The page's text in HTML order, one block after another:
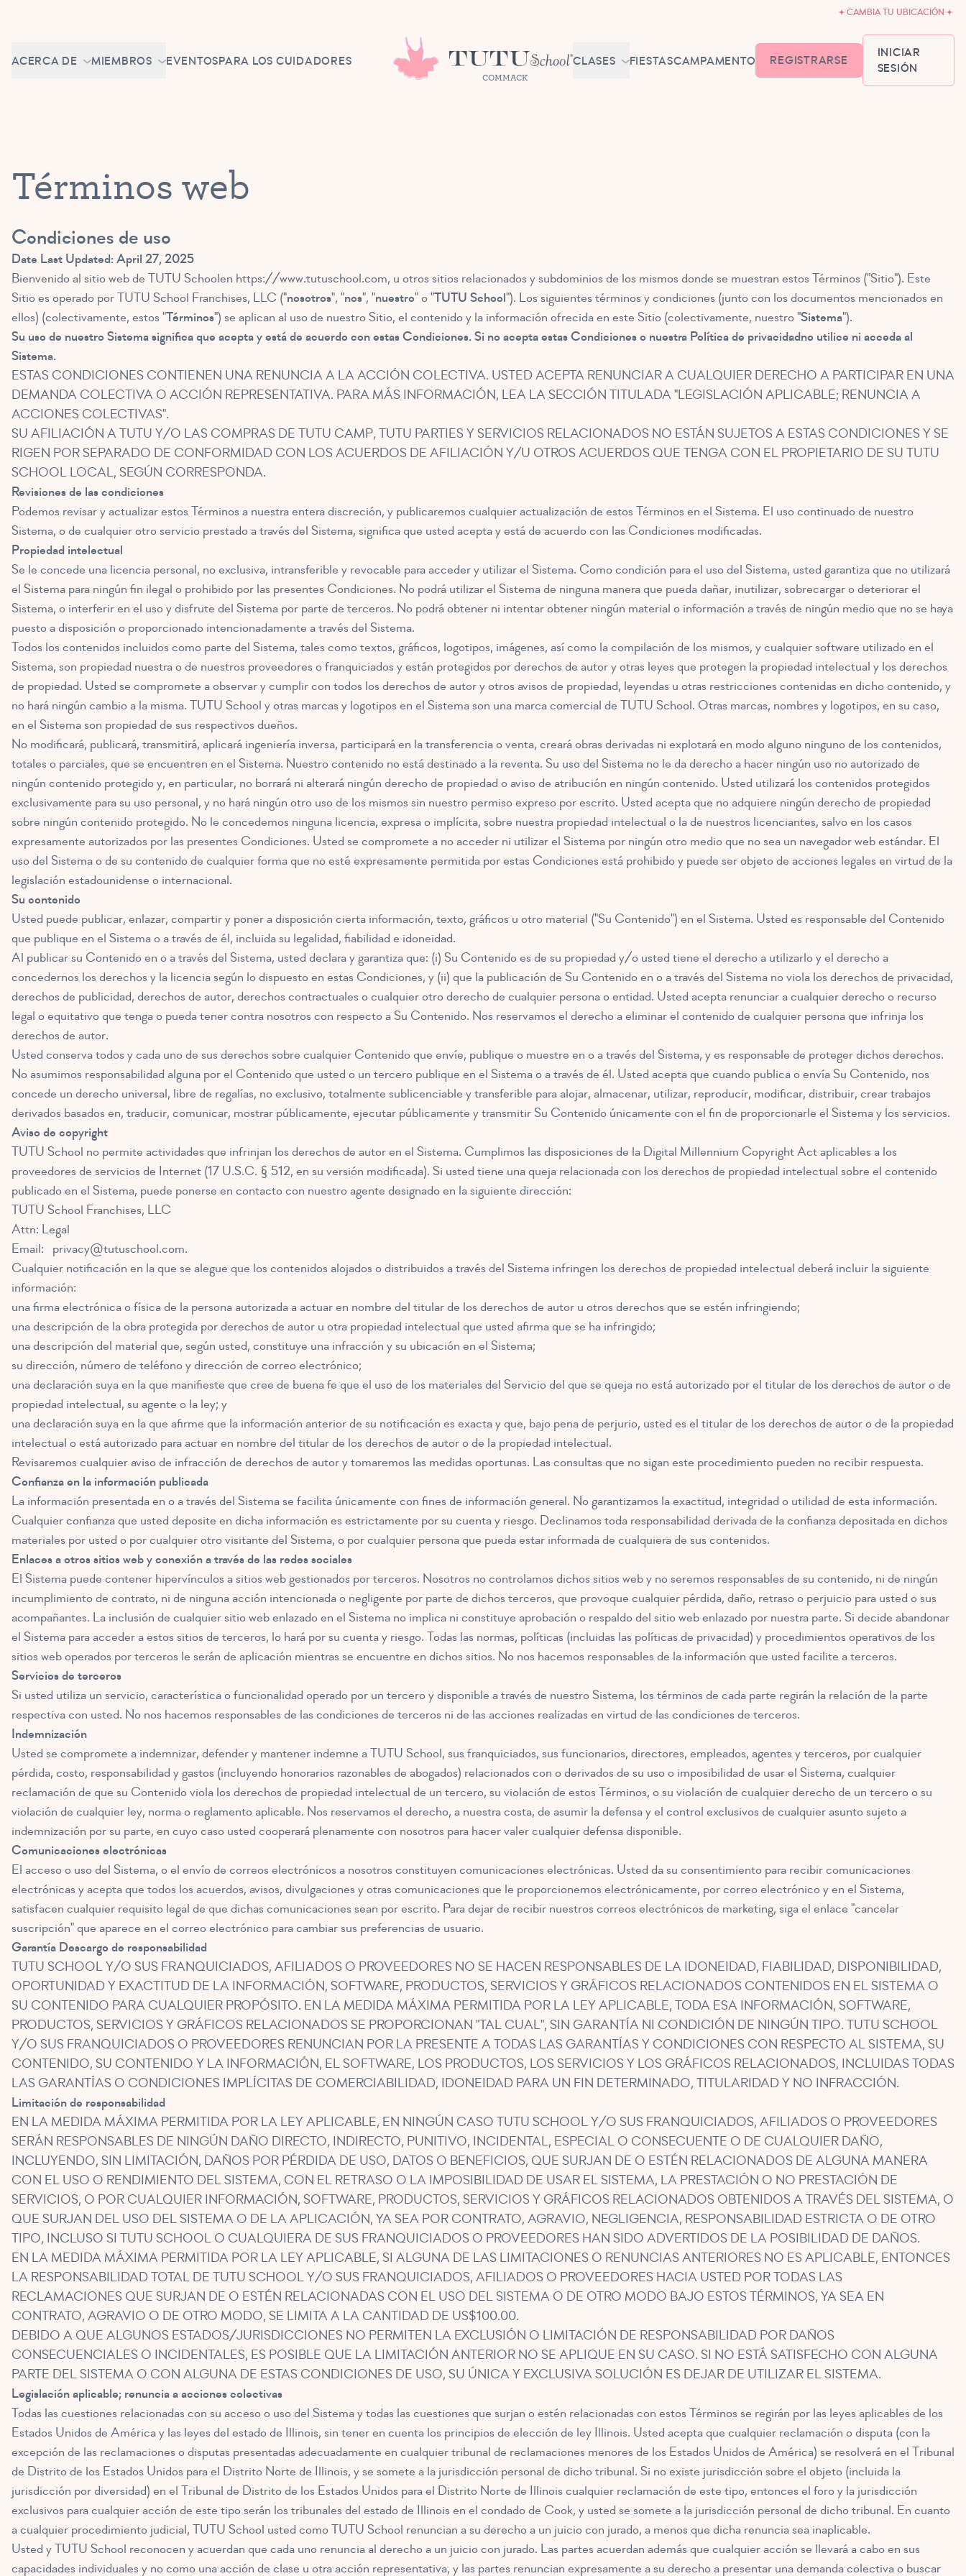
CAMBIA TU UBICACIÓN
ACERCA DE
FAQ
EMPLEO
SÉ PROPIETARIO DE UNA
TUTU SCHOOL
MIEMBROS EVENTOSPARA LOS CUIDADORES
COMMACK
CLASES
PRIMARIO5-8
AÑOS
FIESTASCAMPAMENTO REGISTRARSE
INICIAR
SESIÓN
Términos web
Condiciones de uso
Date Last Updated: April 27, 2025
Bienvenido al sitio web de TUTU Schoolen https://www.tutuschool.com, u otros sitios relacionados y subdominios de los mismos donde se muestran estos Términos ("Sitio"). Este
Sitio es operado por TUTU School Franchises, LLC ("nosotros", "nos", "nuestro" o "TUTU School"). Los siguientes términos y condiciones (junto con los documentos mencionados en
ellos) (colectivamente, estos "Términos") se aplican al uso de nuestro Sitio, el contenido y la información ofrecida en este Sitio (colectivamente, nuestro "Sistema").
Su uso de nuestro Sistema significa que acepta y está de acuerdo con estas Condiciones. Si no acepta estas Condiciones o nuestra Política de privacidadno utilice ni acceda al
Sistema.
ESTAS CONDICIONES CONTIENEN UNA RENUNCIA A LA ACCIÓN COLECTIVA. USTED ACEPTA RENUNCIAR A CUALQUIER DERECHO A PARTICIPAR EN UNA
DEMANDA COLECTIVA O ACCIÓN REPRESENTATIVA. PARA MÁS INFORMACIÓN, LEA LA SECCIÓN TITULADA "LEGISLACIÓN APLICABLE; RENUNCIA A
ACCIONES COLECTIVAS".
SU AFILIACIÓN A TUTU Y/O LAS COMPRAS DE TUTU CAMP, TUTU PARTIES Y SERVICIOS RELACIONADOS NO ESTÁN SUJETOS A ESTAS CONDICIONES Y SE
RIGEN POR SEPARADO DE CONFORMIDAD CON LOS ACUERDOS DE AFILIACIÓN Y/U OTROS ACUERDOS QUE TENGA CON EL PROPIETARIO DE SU TUTU
SCHOOL LOCAL, SEGÚN CORRESPONDA.
Revisiones de las condiciones
Podemos revisar y actualizar estos Términos a nuestra entera discreción, y publicaremos cualquier actualización de estos Términos en el Sistema. El uso continuado de nuestro
Sistema, o de cualquier otro servicio prestado a través del Sistema, significa que usted acepta y está de acuerdo con las Condiciones modificadas.
Propiedad intelectual
Se le concede una licencia personal, no exclusiva, intransferible y revocable para acceder y utilizar el Sistema. Como condición para el uso del Sistema, usted garantiza que no utilizará
el Sistema para ningún fin ilegal o prohibido por las presentes Condiciones. No podrá utilizar el Sistema de ninguna manera que pueda dañar, inutilizar, sobrecargar o deteriorar el
Sistema, o interferir en el uso y disfrute del Sistema por parte de terceros. No podrá obtener ni intentar obtener ningún material o información a través de ningún medio que no se haya
puesto a disposición o proporcionado intencionadamente a través del Sistema.
Todos los contenidos incluidos como parte del Sistema, tales como textos, gráficos, logotipos, imágenes, así como la compilación de los mismos, y cualquier software utilizado en el
Sistema, son propiedad nuestra o de nuestros proveedores o franquiciados y están protegidos por derechos de autor y otras leyes que protegen la propiedad intelectual y los derechos
de propiedad. Usted se compromete a observar y cumplir con todos los derechos de autor y otros avisos de propiedad, leyendas u otras restricciones contenidas en dicho contenido, y
no hará ningún cambio a la misma. TUTU School y otras marcas y logotipos en el Sistema son una marca comercial de TUTU School. Otras marcas, nombres y logotipos, en su caso,
en el Sistema son propiedad de sus respectivos dueños.
No modificará, publicará, transmitirá, aplicará ingeniería inversa, participará en la transferencia o venta, creará obras derivadas ni explotará en modo alguno ninguno de los contenidos,
totales o parciales, que se encuentren en el Sistema. Nuestro contenido no está destinado a la reventa. Su uso del Sistema no le da derecho a hacer ningún uso no autorizado de
ningún contenido protegido y, en particular, no borrará ni alterará ningún derecho de propiedad o aviso de atribución en ningún contenido. Usted utilizará los contenidos protegidos
exclusivamente para su uso personal, y no hará ningún otro uso de los mismos sin nuestro permiso expreso por escrito. Usted acepta que no adquiere ningún derecho de propiedad
sobre ningún contenido protegido. No le concedemos ninguna licencia, expresa o implícita, sobre nuestra propiedad intelectual o la de nuestros licenciantes, salvo en los casos
expresamente autorizados por las presentes Condiciones. Usted se compromete a no acceder ni utilizar el Sistema por ningún otro medio que no sea un navegador web estándar. El
uso del Sistema o de su contenido de cualquier forma que no esté expresamente permitida por estas Condiciones está prohibido y puede ser objeto de acciones legales en virtud de la
legislación estadounidense o internacional.
Su contenido
Usted puede publicar, enlazar, compartir y poner a disposición cierta información, texto, gráficos u otro material ("Su Contenido") en el Sistema. Usted es responsable del Contenido
que publique en el Sistema o a través de él, incluida su legalidad, fiabilidad e idoneidad.
Al publicar su Contenido en o a través del Sistema, usted declara y garantiza que: (i) Su Contenido es de su propiedad y/o usted tiene el derecho a utilizarlo y el derecho a
concedernos los derechos y la licencia según lo dispuesto en estas Condiciones, y (ii) que la publicación de Su Contenido en o a través del Sistema no viola los derechos de privacidad,
derechos de publicidad, derechos de autor, derechos contractuales o cualquier otro derecho de cualquier persona o entidad. Usted acepta renunciar a cualquier derecho o recurso
legal o equitativo que tenga o pueda tener contra nosotros con respecto a Su Contenido. Nos reservamos el derecho a eliminar el contenido de cualquier persona que infrinja los
derechos de autor.
Usted conserva todos y cada uno de sus derechos sobre cualquier Contenido que envíe, publique o muestre en o a través del Sistema, y es responsable de proteger dichos derechos.
No asumimos responsabilidad alguna por el Contenido que usted o un tercero publique en el Sistema o a través de él. Usted acepta que cuando publica o envía Su Contenido, nos
concede un derecho universal, libre de regalías, no exclusivo, totalmente sublicenciable y transferible para alojar, almacenar, utilizar, reproducir, modificar, distribuir, crear trabajos
derivados basados en, traducir, comunicar, mostrar públicamente, ejecutar públicamente y transmitir Su Contenido únicamente con el fin de proporcionarle el Sistema y los servicios.
Aviso de copyright
TUTU School no permite actividades que infrinjan los derechos de autor en el Sistema. Cumplimos las disposiciones de la Digital Millennium Copyright Act aplicables a los
proveedores de servicios de Internet (17 U.S.C. § 512, en su versión modificada). Si usted tiene una queja relacionada con los derechos de propiedad intelectual sobre el contenido
publicado en el Sistema, puede ponerse en contacto con nuestro agente designado en la siguiente dirección:
TUTU School Franchises, LLC
Attn: Legal
Email: privacy@tutuschool.com.
Cualquier notificación en la que se alegue que los contenidos alojados o distribuidos a través del Sistema infringen los derechos de propiedad intelectual deberá incluir la siguiente
información:
una firma electrónica o física de la persona autorizada a actuar en nombre del titular de los derechos de autor u otros derechos que se estén infringiendo;
una descripción de la obra protegida por derechos de autor u otra propiedad intelectual que usted afirma que se ha infringido;
una descripción del material que, según usted, constituye una infracción y su ubicación en el Sistema;
su dirección, número de teléfono y dirección de correo electrónico;
una declaración suya en la que manifieste que cree de buena fe que el uso de los materiales del Servicio del que se queja no está autorizado por el titular de los derechos de autor o de
propiedad intelectual, su agente o la ley; y
una declaración suya en la que afirme que la información anterior de su notificación es exacta y que, bajo pena de perjurio, usted es el titular de los derechos de autor o de la propiedad
intelectual o está autorizado para actuar en nombre del titular de los derechos de autor o de la propiedad intelectual.
Revisaremos cualquier aviso de infracción de derechos de autor y tomaremos las medidas oportunas. Las consultas que no sigan este procedimiento pueden no recibir respuesta.
Confianza en la información publicada
La información presentada en o a través del Sistema se facilita únicamente con fines de información general. No garantizamos la exactitud, integridad o utilidad de esta información.
Cualquier confianza que usted deposite en dicha información es estrictamente por su cuenta y riesgo. Declinamos toda responsabilidad derivada de la confianza depositada en dichos
materiales por usted o por cualquier otro visitante del Sistema, o por cualquier persona que pueda estar informada de cualquiera de sus contenidos.
Enlaces a otros sitios web y conexión a través de las redes sociales
El Sistema puede contener hipervínculos a sitios web gestionados por terceros. Nosotros no controlamos dichos sitios web y no seremos responsables de su contenido, ni de ningún
incumplimiento de contrato, ni de ninguna acción intencionada o negligente por parte de dichos terceros, que provoque cualquier pérdida, daño, retraso o perjuicio para usted o sus
acompañantes. La inclusión de cualquier sitio web enlazado en el Sistema no implica ni constituye aprobación o respaldo del sitio web enlazado por nuestra parte. Si decide abandonar
el Sistema para acceder a estos sitios de terceros, lo hará por su cuenta y riesgo. Todas las normas, políticas (incluidas las políticas de privacidad) y procedimientos operativos de los
sitios web operados por terceros le serán de aplicación mientras se encuentre en dichos sitios. No nos hacemos responsables de la información que usted facilite a terceros.
Servicios de terceros
Si usted utiliza un servicio, característica o funcionalidad operado por un tercero y disponible a través de nuestro Sistema, los términos de cada parte regirán la relación de la parte
respectiva con usted. No nos hacemos responsables de las condiciones de terceros ni de las acciones realizadas en virtud de las condiciones de terceros.
Indemnización
Usted se compromete a indemnizar, defender y mantener indemne a TUTU School, sus franquiciados, sus funcionarios, directores, empleados, agentes y terceros, por cualquier
pérdida, costo, responsabilidad y gastos (incluyendo honorarios razonables de abogados) relacionados con o derivados de su uso o imposibilidad de usar el Sistema, cualquier
reclamación de que su Contenido viola los derechos de propiedad intelectual de un tercero, su violación de estos Términos, o su violación de cualquier derecho de un tercero o su
violación de cualquier ley, norma o reglamento aplicable. Nos reservamos el derecho, a nuestra costa, de asumir la defensa y el control exclusivos de cualquier asunto sujeto a
indemnización por su parte, en cuyo caso usted cooperará plenamente con nosotros para hacer valer cualquier defensa disponible.
Comunicaciones electrónicas
El acceso o uso del Sistema, o el envío de correos electrónicos a nosotros constituyen comunicaciones electrónicas. Usted da su consentimiento para recibir comunicaciones
electrónicas y acepta que todos los acuerdos, avisos, divulgaciones y otras comunicaciones que le proporcionemos electrónicamente, por correo electrónico y en el Sistema,
satisfacen cualquier requisito legal de que dichas comunicaciones sean por escrito. Para dejar de recibir nuestros correos electrónicos de marketing, siga el enlace "cancelar
suscripción" que aparece en el correo electrónico para cambiar sus preferencias de usuario.
Garantía Descargo de responsabilidad
TUTU SCHOOL Y/O SUS FRANQUICIADOS, AFILIADOS O PROVEEDORES NO SE HACEN RESPONSABLES DE LA IDONEIDAD, FIABILIDAD, DISPONIBILIDAD,
OPORTUNIDAD Y EXACTITUD DE LA INFORMACIÓN, SOFTWARE, PRODUCTOS, SERVICIOS Y GRÁFICOS RELACIONADOS CONTENIDOS EN EL SISTEMA O
SU CONTENIDO PARA CUALQUIER PROPÓSITO. EN LA MEDIDA MÁXIMA PERMITIDA POR LA LEY APLICABLE, TODA ESA INFORMACIÓN, SOFTWARE,
PRODUCTOS, SERVICIOS Y GRÁFICOS RELACIONADOS SE PROPORCIONAN "TAL CUAL", SIN GARANTÍA NI CONDICIÓN DE NINGÚN TIPO. TUTU SCHOOL
Y/O SUS FRANQUICIADOS O PROVEEDORES RENUNCIAN POR LA PRESENTE A TODAS LAS GARANTÍAS Y CONDICIONES CON RESPECTO AL SISTEMA, SU
CONTENIDO, SU CONTENIDO Y LA INFORMACIÓN, EL SOFTWARE, LOS PRODUCTOS, LOS SERVICIOS Y LOS GRÁFICOS RELACIONADOS, INCLUIDAS TODAS
LAS GARANTÍAS O CONDICIONES IMPLÍCITAS DE COMERCIABILIDAD, IDONEIDAD PARA UN FIN DETERMINADO, TITULARIDAD Y NO INFRACCIÓN.
Limitación de responsabilidad
EN LA MEDIDA MÁXIMA PERMITIDA POR LA LEY APLICABLE, EN NINGÚN CASO TUTU SCHOOL Y/O SUS FRANQUICIADOS, AFILIADOS O PROVEEDORES
SERÁN RESPONSABLES DE NINGÚN DAÑO DIRECTO, INDIRECTO, PUNITIVO, INCIDENTAL, ESPECIAL O CONSECUENTE O DE CUALQUIER DAÑO,
INCLUYENDO, SIN LIMITACIÓN, DAÑOS POR PÉRDIDA DE USO, DATOS O BENEFICIOS, QUE SURJAN DE O ESTÉN RELACIONADOS DE ALGUNA MANERA
CON EL USO O RENDIMIENTO DEL SISTEMA, CON EL RETRASO O LA IMPOSIBILIDAD DE USAR EL SISTEMA, LA PRESTACIÓN O NO PRESTACIÓN DE
SERVICIOS, O POR CUALQUIER INFORMACIÓN, SOFTWARE, PRODUCTOS, SERVICIOS Y GRÁFICOS RELACIONADOS OBTENIDOS A TRAVÉS DEL SISTEMA, O
QUE SURJAN DEL USO DEL SISTEMA O DE LA APLICACIÓN, YA SEA POR CONTRATO, AGRAVIO, NEGLIGENCIA, RESPONSABILIDAD ESTRICTA O DE OTRO
TIPO, INCLUSO SI TUTU SCHOOL O CUALQUIERA DE SUS FRANQUICIADOS O PROVEEDORES HAN SIDO ADVERTIDOS DE LA POSIBILIDAD DE DAÑOS.
EN LA MEDIDA MÁXIMA PERMITIDA POR LA LEY APLICABLE, SI ALGUNA DE LAS LIMITACIONES O RENUNCIAS ANTERIORES NO ES APLICABLE, ENTONCES
LA RESPONSABILIDAD TOTAL DE TUTU SCHOOL Y/O SUS FRANQUICIADOS, AFILIADOS O PROVEEDORES HACIA USTED POR TODAS LAS
RECLAMACIONES QUE SURJAN DE O ESTÉN RELACIONADAS CON EL USO DEL SISTEMA O DE OTRO MODO BAJO ESTOS TÉRMINOS, YA SEA EN
CONTRATO, AGRAVIO O DE OTRO MODO, SE LIMITA A LA CANTIDAD DE US$100.00.
DEBIDO A QUE ALGUNOS ESTADOS/JURISDICCIONES NO PERMITEN LA EXCLUSIÓN O LIMITACIÓN DE RESPONSABILIDAD POR DAÑOS
CONSECUENCIALES O INCIDENTALES, ES POSIBLE QUE LA LIMITACIÓN ANTERIOR NO SE APLIQUE EN SU CASO. SI NO ESTÁ SATISFECHO CON ALGUNA
PARTE DEL SISTEMA O CON ALGUNA DE ESTAS CONDICIONES DE USO, SU ÚNICA Y EXCLUSIVA SOLUCIÓN ES DEJAR DE UTILIZAR EL SISTEMA.
Legislación aplicable; renuncia a acciones colectivas
Todas las cuestiones relacionadas con su acceso o uso del Sistema y todas las cuestiones que surjan o estén relacionadas con estos Términos se regirán por las leyes aplicables de los
Estados Unidos de América y las leyes del estado de Illinois, sin tener en cuenta los principios de elección de ley Illinois. Usted acepta que cualquier reclamación o disputa (con la
excepción de las reclamaciones o disputas presentadas adecuadamente en cualquier tribunal de reclamaciones menores de los Estados Unidos de América) se resolverá en el Tribunal
de Distrito de los Estados Unidos para el Distrito Norte de Illinois, y se somete a la jurisdicción personal de dicho tribunal. Si no existe jurisdicción sobre el objeto (incluida la
jurisdicción por diversidad) en el Tribunal de Distrito de los Estados Unidos para el Distrito Norte de Illinois cualquier reclamación de este tipo, entonces el foro y la jurisdicción
exclusivos para cualquier acción de este tipo serán los tribunales del estado de Illinois en el condado de Cook, y usted se somete a la jurisdicción personal de dicho tribunal. En cuanto
a cualquier procedimiento judicial, TUTU School usted como TUTU School renuncian a su derecho a un juicio con jurado, a menos que dicha renuncia sea inaplicable.
Usted y TUTU School reconocen y acuerdan que cada uno renuncia al derecho a un juicio con jurado. Las partes acuerdan además que cualquier acción se llevará a cabo en sus
capacidades individuales y no como una acción de clase u otra acción representativa, y las partes renuncian expresamente a su derecho a presentar una demanda colectiva o buscar